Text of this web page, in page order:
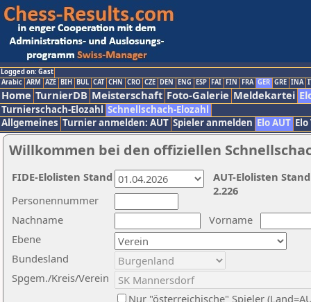
Logged on: Gast
Arabic ARM AZE BIH BUL CAT CHN CRO CZE DEN ENG ESP FAI FIN FRA GER GRE INA
Home TurnierDB Meisterschaft Foto-Galerie Meldekartei
Turnierschach-Elozahl Schnellschach-Elozahl
Allgemeines Turnier anmelden: AUT Spieler anmelden Elo AUT
Willkommen bei den offiziellen
Nachname
Vorname
Ebene
Personennummer
Bundesland
Spgem./Kreis/Verein
Nur "österreichische" Spieler
AUT-Elolisten
2.226
FIDE-Elolisten Stand